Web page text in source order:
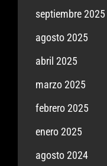
septiembre 2025
agosto 2025
abril 2025
marzo 2025
febrero 2025
enero 2025
agosto 2024